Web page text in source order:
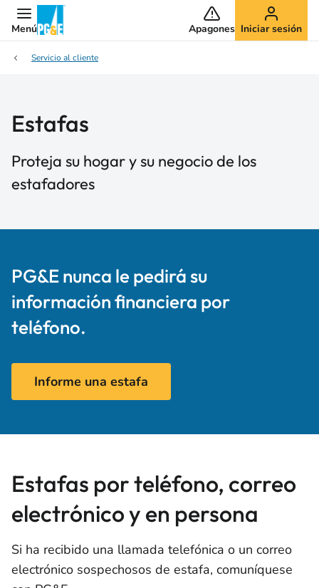
Menú Apagones Iniciar sesión
Servicio al cliente
Estafas
Proteja su hogar y su negocio de los
estafadores
PG&E nunca le pedirá su
información financiera por
teléfono.
Informe una estafa
Estafas por teléfono, correo
electrónico y en persona
Si ha recibido una llamada telefónica o un correo
electrónico sospechosos de estafa, comuníquese